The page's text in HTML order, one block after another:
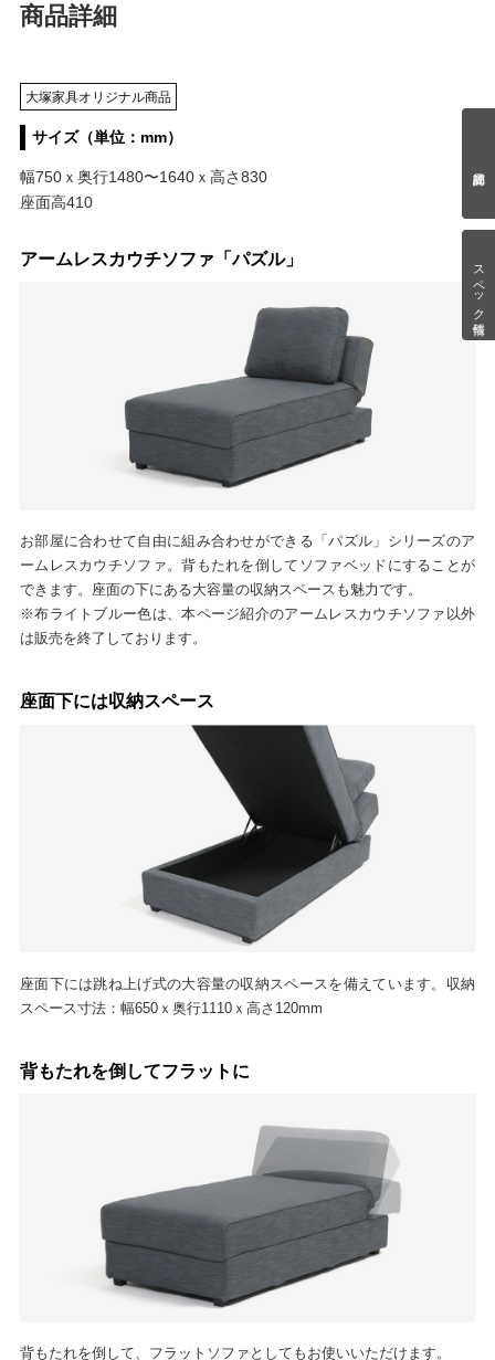
スペック情報
商品詳細
大塚家具オリジナル商品
サイズ（単位：mm）
幅750ｘ奥行1480〜1640ｘ高さ830
座面高410
アームレスカウチソファ「パズル」
お部屋に合わせて自由に組み合わせができる「パズル」シリーズのア
ームレスカウチソファ。背もたれを倒してソファベッドにすることが
できます。座面の下にある大容量の収納スペースも魅力です。
※布ライトブルー色は、本ページ紹介のアームレスカウチソファ以外
は販売を終了しております。
座面下には収納スペース
座面下には跳ね上げ式の大容量の収納スペースを備えています。収納
スペース寸法：幅650ｘ奥行1110ｘ高さ120mm
背もたれを倒してフラットに
背もたれを倒して、フラットソファとしてもお使いいただけます。